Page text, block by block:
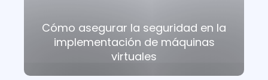
Cómo asegurar la seguridad en la
implementación de máquinas
virtuales